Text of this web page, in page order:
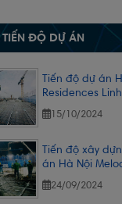
TIẾN ĐỘ DỰ ÁN
Tiến độ dự án
Residences
14/10/2024
15/10/2024
Tiến độ xây
án Hà Nội
24/09/2024